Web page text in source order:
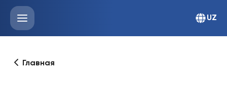
UZ
Главная